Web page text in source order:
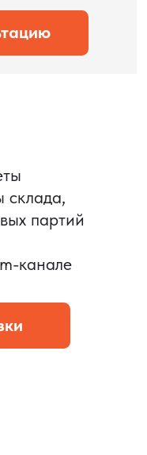
зарядка 3в1.
устройство +
Type C.